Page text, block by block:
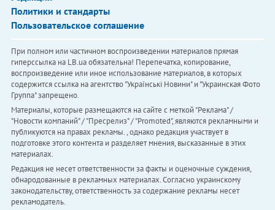
Политики и стандарты
Пользовательское соглашение
При полном или частичном воспроизведении материалов прямая
гиперссылка на LB.ua обязательна! Перепечатка, копирование,
воспроизведение или иное использование материалов, в которых
содержится ссылка на агентство "Українськi Новини" и "Украинская Фото
Группа" запрещено.
Материалы, которые размещаются на сайте с меткой "Реклама" /
"Новости компаний" / "Пресрелиз" / "Promoted", являются рекламными и
публикуются на правах рекламы. , однако редакция участвует в
подготовке этого контента и разделяет мнения, высказанные в этих
материалах.
Редакция не несет ответственности за факты и оценочные суждения,
обнародованные в рекламных материалах. Согласно украинскому
законодательству, ответственность за содержание рекламы несет
рекламодатель.